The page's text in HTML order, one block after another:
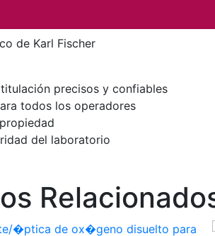
de Karl Fischer
precisos y confiables
todos los operadores
del laboratorio